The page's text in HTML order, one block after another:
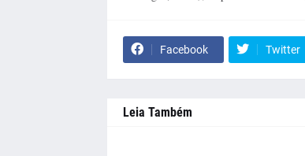
Facebook Twitter
Leia Também